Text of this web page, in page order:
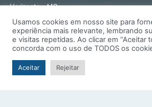
Horizonte - MG
Tel: (31) 3274-1566
Contato: ouvidoria@tjmmg.jus.br
Funcionamento: Segunda a Sexta, das 8h às
Usamos cookies em nosso site para
experiência mais relevante, lembrando
e visitas repetidas. Ao clicar em “Aceitar
concorda com o uso de TODOS os
Aceitar Rejeitar